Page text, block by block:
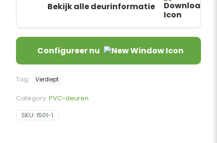
Bekijk alle deurinformatie
Configureer nu
Tag: Verdiept
Category: PVC-deuren
SKU: 1501-1